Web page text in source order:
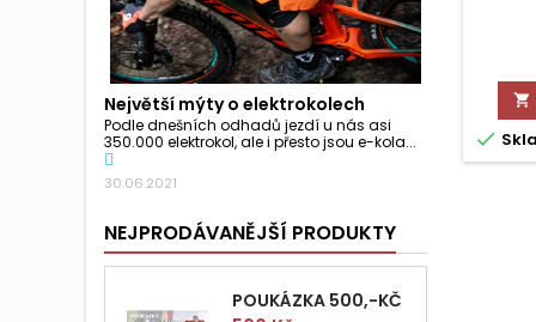
Největší mýty o elektrokolech
Podle dnešních odhadů jezdí u nás asi
350.000 elektrokol, ale i přesto jsou e-kola...
30.06.2021
NEJPRODÁVANĚJŠÍ PRODUKTY
POUKÁZKA 500,-KČ

